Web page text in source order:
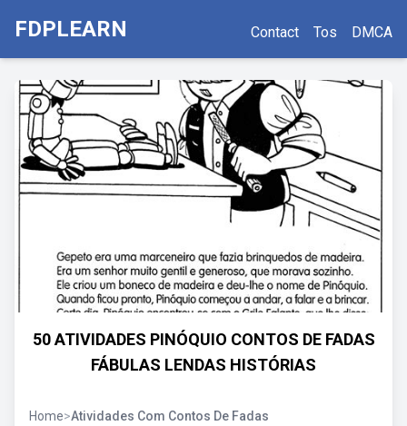
FDPLEARN Contact Tos DMCA
50 ATIVIDADES PINÓQUIO CONTOS DE FADAS
FÁBULAS LENDAS HISTÓRIAS
Home>Atividades Com Contos De Fadas